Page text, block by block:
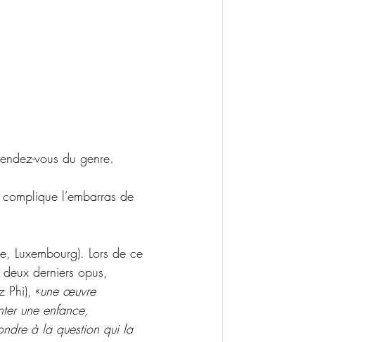
vous du genre.
l’embarras de
Luxembourg). Lors de ce
derniers opus,
Phi), «une œuvre
une enfance,
à la question qui la